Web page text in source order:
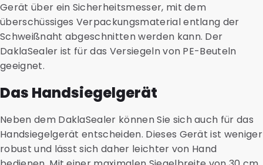
Gerät über ein Sicherheitsmesser, mit dem
überschüssiges Verpackungsmaterial entlang der
Schweißnaht abgeschnitten werden kann. Der
DaklaSealer ist für das Versiegeln von PE-Beuteln
geeignet.
Das Handsiegelgerät
Neben dem DaklaSealer können Sie sich auch für das
Handsiegelgerät entscheiden. Dieses Gerät ist weniger
robust und lässt sich daher leichter von Hand